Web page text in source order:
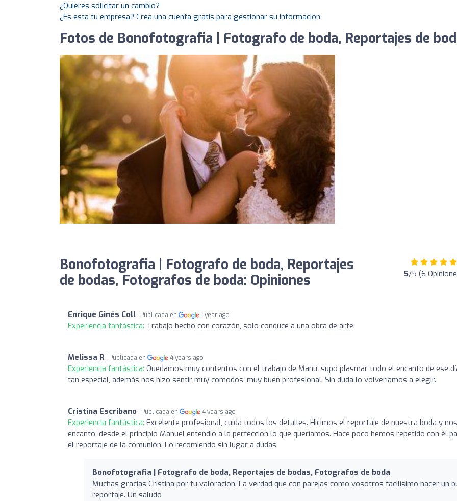
¿Quieres solicitar un cambio?
¿Es esta tu empresa? Crea una cuenta gratis para gestionar su información
Fotos de Bonofotografia | Fotografo de boda, Reportajes de
Bonofotografia | Fotografo de boda, Reportajes
de bodas, Fotografos de boda: Opiniones
5/5 (6
Enrique Ginés Coll Publicada en 1 year ago
Experiencia fantástica: Trabajo hecho con corazón, solo conduce a una obra de arte.
Melissa R Publicada en 4 years ago
Experiencia fantástica: Quedamos muy contentos con el trabajo de Manu, supó plasmar todo el encanto de ese
tan especial, además nos hizo sentir muy cómodos, muy buen profesional. Sin duda lo volveríamos a elegir.
Cristina Escribano Publicada en 4 years ago
Experiencia fantástica: Excelente profesional, cuida todos los detalles. Hicimos el reportaje de nuestra boda y nos
encantó, desde el principio Manuel entendió a la perfección lo que queríamos. Hace poco hemos repetido con él
el reportaje de la comunión. Lo recomiendo sin lugar a dudas.
Bonofotografia | Fotografo de boda, Reportajes de bodas, Fotografos de boda
Muchas gracias Cristina por tu valoración. La verdad que con parejas como vosotros facilísimo hacer un
reportaje. Un saludo